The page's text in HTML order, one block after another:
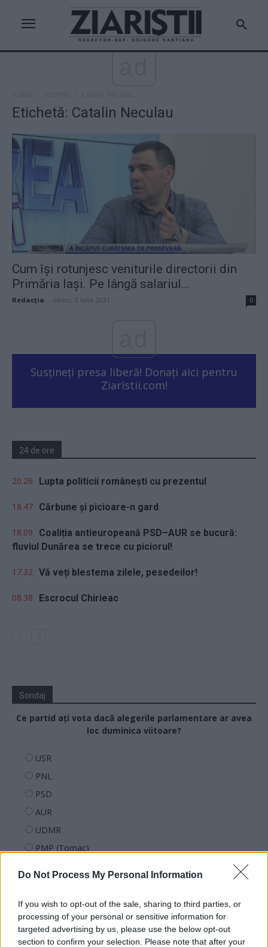
Do Not Process My Personal Information
If you wish to opt-out of the sale, sharing to third parties, or
processing of your personal or sensitive information for
targeted advertising by us, please use the below opt-out
section to confirm your selection. Please note that after your
Etichetă: Catalin Neculau
Cum își rotunjesc veniturile directorii din
Primăria Iași. Pe lângă salariul...
Redacţia vineri, 2 iulie 2021 0
Susțineți presa liberă! Donați aici pentru
Ziaristii.com!
24 de ore
20.26 Lupta politicii românești cu prezentul
18.47 Cărbune și picioare-n gard
18.09
Coaliția antieuropeană PSD–AUR se bucură:
fluviul Dunărea se trece cu piciorul!
17.32 Vă veți blestema zilele, pesedeilor!
08.38 Escrocul Chirieac
Sondaj
Ce partid ați vota dacă alegerile parlamentare ar avea
loc duminica viitoare?
USR
PNL
PSD
AUR
UDMR
PMP (Tomac)
REPER
SENS
SOS (Șoșoacă)